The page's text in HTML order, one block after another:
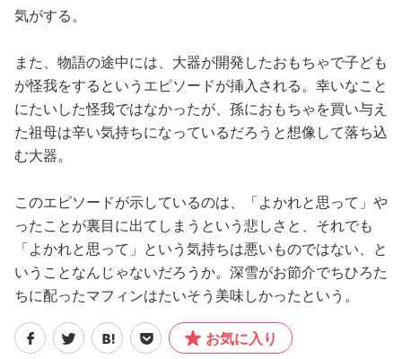
気がする。
また、物語の途中には、大器が開発したおもちゃで子ども
が怪我をするというエピソードが挿入される。幸いなこと
にたいした怪我ではなかったが、孫におもちゃを買い与え
た祖母は辛い気持ちになっているだろうと想像して落ち込
む大器。
このエピソードが示しているのは、「よかれと思って」や
ったことが裏目に出てしまうという悲しさと、それでも
「よかれと思って」という気持ちは悪いものではない、と
いうことなんじゃないだろうか。深雪がお節介でちひろた
ちに配ったマフィンはたいそう美味しかったという。
お気に入り